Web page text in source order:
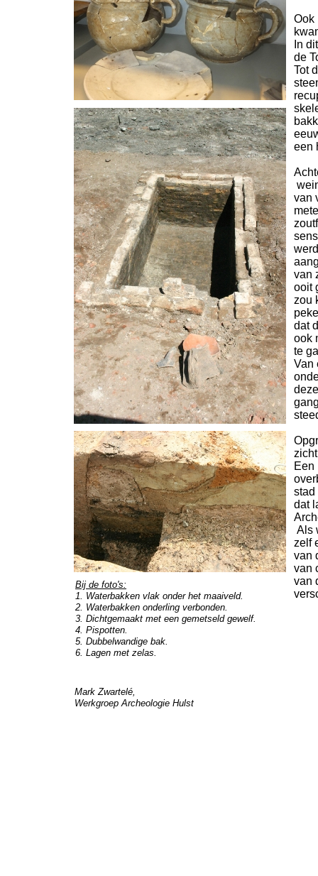
Ook
In
de
Tot
een
van
van
ooit
zou
dat
ook
te
Van
Een
stad
dat
Als
zelf
van
van
van
Bij de foto's:
1. Waterbakken vlak onder het maaiveld.
2. Waterbakken onderling verbonden.
3. Dichtgemaakt met een gemetseld gewelf.
4. Pispotten.
5. Dubbelwandige bak.
6. Lagen met zelas.
Mark Zwartelé,
Werkgroep Archeologie Hulst